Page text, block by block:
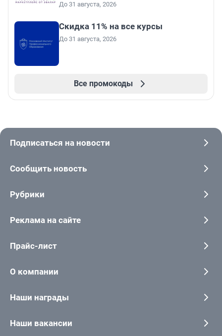
До 31 августа, 2026
Скидка 11% на все курсы
До 31 августа, 2026
Все промокоды
Подписаться на новости
Сообщить новость
Рубрики
Реклама на сайте
Прайс-лист
О компании
Наши награды
Наши вакансии